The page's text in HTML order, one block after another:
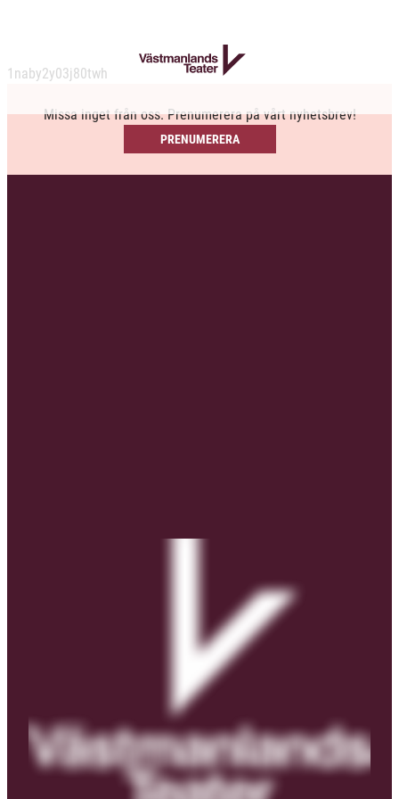
1naby2y03j80twh
Missa inget från oss. Prenumerera på vårt nyhetsbrev!
PRENUMERERA